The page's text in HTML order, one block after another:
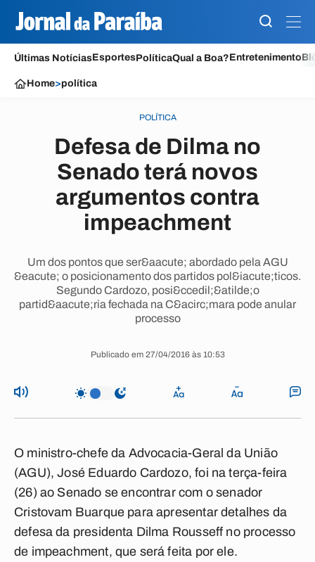
Últimas NotíciasEsportesPolíticaQual a Boa?Entretenimento
Home>política
POLÍTICA
Defesa de Dilma no
Senado terá novos
argumentos contra
impeachment
Um dos pontos que ser&aacute; abordado pela AGU
&eacute; o posicionamento dos partidos pol&iacute;ticos.
Segundo Cardozo, posi&ccedil;&atilde;o
partid&aacute;ria fechada na C&acirc;mara pode anular
processo
Publicado em 27/04/2016 às 10:53
O ministro-chefe da Advocacia-Geral da União
(AGU), José Eduardo Cardozo, foi na terça-feira
(26) ao Senado se encontrar com o senador
Cristovam Buarque para apresentar detalhes da
defesa da presidenta Dilma Rousseff no processo
de impeachment, que será feita por ele.